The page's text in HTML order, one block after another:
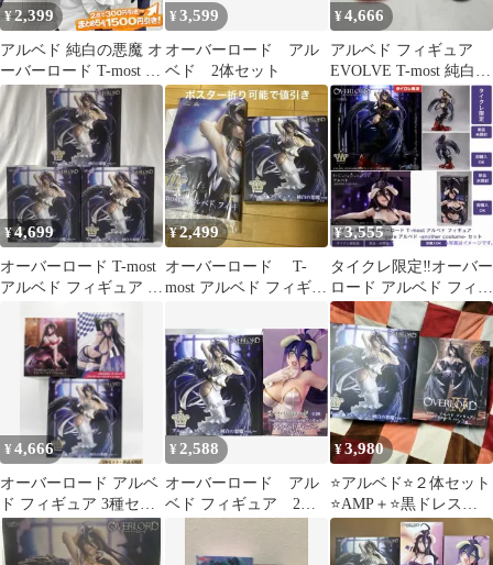
¥2,399
アルベド 純白の悪魔 オ
ーバーロード T-most フ
ィギュア 2026年
¥3,599
オーバーロード アル
ベド 2体セット
¥4,666
アルベド フィギュア
EVOLVE T-most 純白の
悪魔 タイクレ限定
¥4,699
オーバーロード T-most
アルベド フィギュア 純
¥2,499
オーバーロード T-
most アルベド フィギュ
¥ 3,555
タイクレ限定‼️オーバー
ロード アルベド フィギ
ュア 2種セット
¥4,666
オーバーロード アルベ
ド フィギュア 3種セッ
ト Ｔ-most Ｃoreful
¥ 2,588
オーバーロード アル
ベド フィギュア 2点
¥3,980
⭐アルベド⭐２体セット
⭐AMP＋⭐黒ドレス
ver⭐T-most⭐